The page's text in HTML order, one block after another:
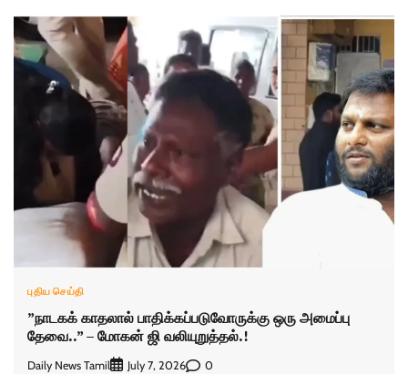
புதிய செய்தி
”நாடகக் காதலால் பாதிக்கப்படுவோருக்கு ஒரு அமைப்பு
தேவை..” – மோகன் ஜி வலியுறுத்தல்.!
Daily News Tamil July 7, 2026 0